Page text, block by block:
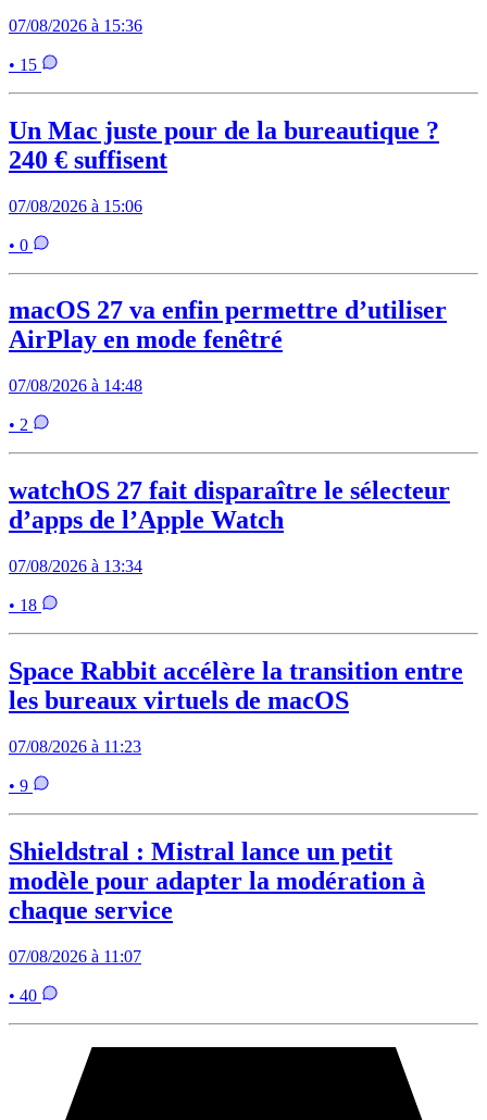
07/08/2026 à 15:36
• 15
Un Mac juste pour de la bureautique ?
240 € suffisent
07/08/2026 à 15:06
• 0
macOS 27 va enfin permettre d’utiliser
AirPlay en mode fenêtré
07/08/2026 à 14:48
• 2
watchOS 27 fait disparaître le sélecteur
d’apps de l’Apple Watch
07/08/2026 à 13:34
• 18
Space Rabbit accélère la transition entre
les bureaux virtuels de macOS
07/08/2026 à 11:23
• 9
Shieldstral : Mistral lance un petit
modèle pour adapter la modération à
chaque service
07/08/2026 à 11:07
• 40